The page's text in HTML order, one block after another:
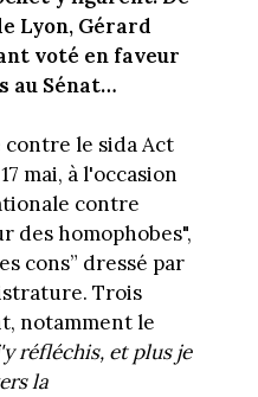
Lyon, Gérard
voté en faveur
au Sénat…
le sida Act
mai, à l'occasion
contre
des homophobes",
cons” dressé par
Trois
notamment le
réfléchis, et plus je
la